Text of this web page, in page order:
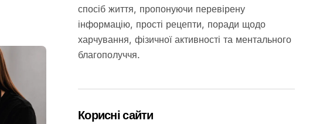
спосіб життя, пропонуючи перевірену
інформацію, прості рецепти, поради щодо
харчування, фізичної активності та ментального
благополуччя.
Корисні сайти